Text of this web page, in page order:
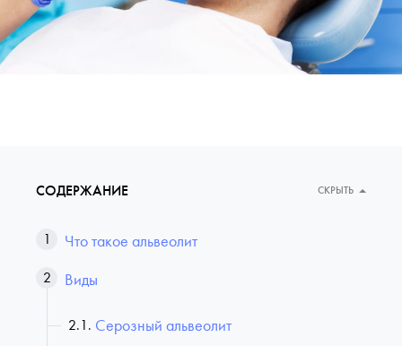
СОДЕРЖАНИЕ СКРЫТЬ
Что такое альвеолит
Виды
Серозный альвеолит